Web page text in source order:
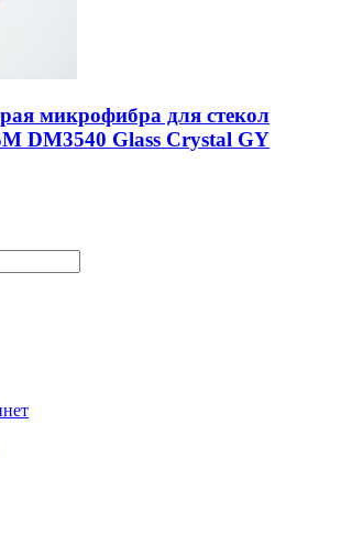
микрофибра для стекол
DM3540 Glass Crystal GY